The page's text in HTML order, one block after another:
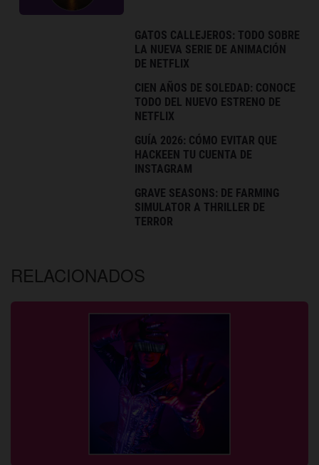
GATOS CALLEJEROS: TODO SOBRE
LA NUEVA SERIE DE ANIMACIÓN
DE NETFLIX
CIEN AÑOS DE SOLEDAD: CONOCE
TODO DEL NUEVO ESTRENO DE
NETFLIX
GUÍA 2026: CÓMO EVITAR QUE
HACKEEN TU CUENTA DE
INSTAGRAM
GRAVE SEASONS: DE FARMING
SIMULATOR A THRILLER DE
TERROR
RELACIONADOS